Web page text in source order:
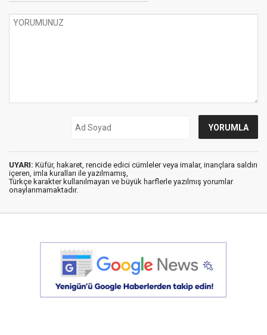
UYARI: Küfür, hakaret, rencide edici cümleler veya imalar, inançlara saldırı
içeren, imla kuralları ile yazılmamış,
Türkçe karakter kullanılmayan ve büyük harflerle yazılmış yorumlar
onaylanmamaktadır.